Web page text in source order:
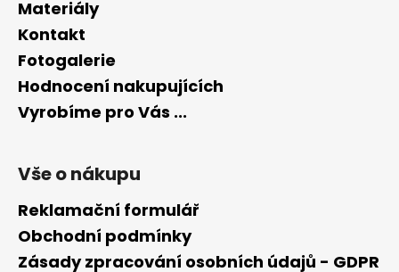
Materiály
Kontakt
Fotogalerie
Hodnocení nakupujících
Vyrobíme pro Vás ...
Vše o nákupu
Reklamační formulář
Obchodní podmínky
Zásady zpracování osobních údajů - GDPR